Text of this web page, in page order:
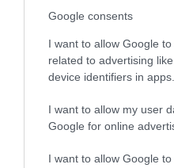
Google consents
I want to allow Google
related to advertising
device identifiers in apps.
I want to allow my user
Google for online
I want to allow Google
Ha úgy érzed, megtaláltad,
bizonytalan vagy, akkor
mit kell tenned.